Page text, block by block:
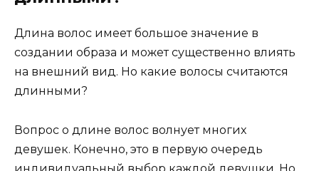
Длина волос имеет большое значение в
создании образа и может существенно влиять
на внешний вид. Но какие волосы считаются
длинными?
Вопрос о длине волос волнует многих
девушек. Конечно, это в первую очередь
индивидуальный выбор каждой девушки. Но